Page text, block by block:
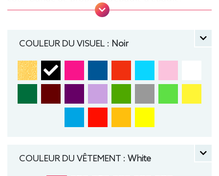
Coutures latérales, puce de taille, Lavable jusqu'à
Léger, Homme, Col rond, Bio / Organic, B&C
COULEUR DU VISUEL : Noir
COULEUR DU VÊTEMENT : White